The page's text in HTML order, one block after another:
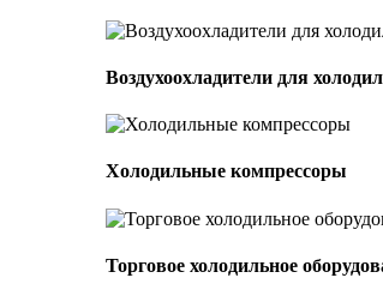
Воздухоохладители для
Холодильные компрессоры
Торговое холодильное